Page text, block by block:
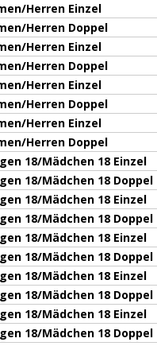
Herren Einzel
Herren Doppel
Herren Einzel
Herren Doppel
Herren Einzel
Herren Doppel
Herren Einzel
Herren Doppel
18/Mädchen 18 Einzel
18/Mädchen 18 Doppel
18/Mädchen 18 Einzel
18/Mädchen 18 Doppel
18/Mädchen 18 Einzel
18/Mädchen 18 Doppel
18/Mädchen 18 Einzel
18/Mädchen 18 Doppel
18/Mädchen 18 Einzel
18/Mädchen 18 Doppel